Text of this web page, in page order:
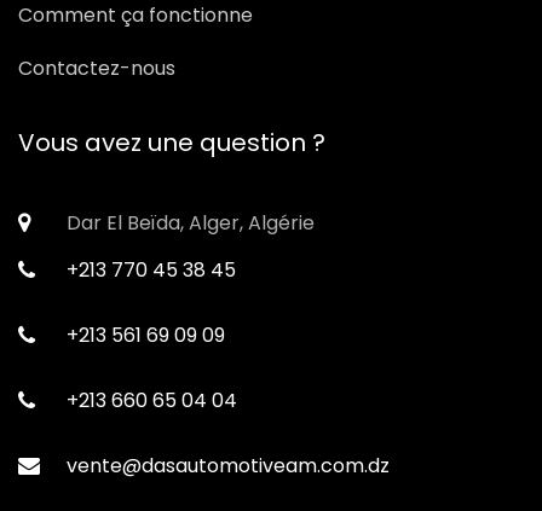
Comment ça fonctionne
Contactez-nous
Vous avez une question ?
Dar El Beïda, Alger, Algérie
+213 770 45 38 45
+213 561 69 09 09
+213 660 65 04 04
vente@dasautomotiveam.com.dz